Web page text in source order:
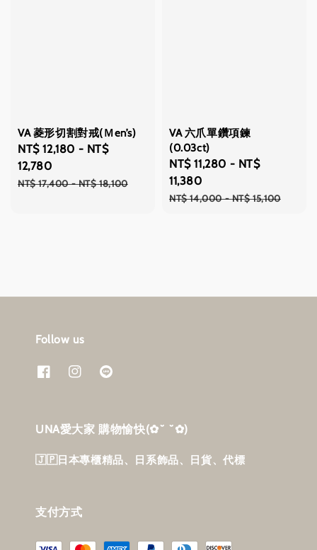
VA 菱形切割對戒(Ｍen’s)
Sale
price
NT$ 12,180 - NT$
12,780
Regular
NT$ 17,400-NT$ 18,100
VA 六爪單鑽項鍊
(0.03ct)
Sale
price
NT$ 11,280 - NT$
11,380
Regular
NT$ 14,000-NT$ 15,100
Follow us
UNA愛大家 購物愉快‎(✿˘ ˘✿)
🇯🇵日本專櫃精品、日系飾品、日貨、代標
支付方式